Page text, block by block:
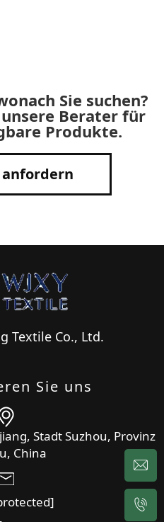
Sie suchen?
Berater für
Produkte.
Textile Co., Ltd.
Sie uns
Stadt Suzhou, Provinz
China